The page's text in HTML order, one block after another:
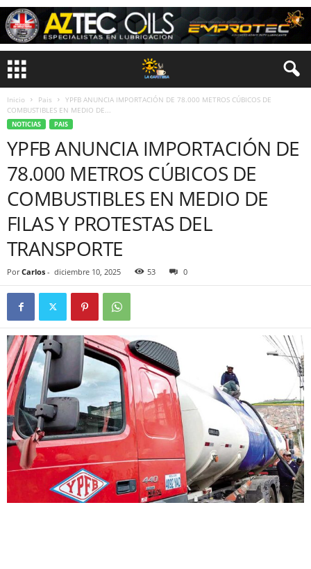
Inicio Pais
YPFB ANUNCIA IMPORTACIÓN DE 78.000 METROS CÚBICOS DE
COMBUSTIBLES EN MEDIO DE...
NOTICIAS PAIS
YPFB ANUNCIA IMPORTACIÓN DE
78.000 METROS CÚBICOS DE
COMBUSTIBLES EN MEDIO DE
FILAS Y PROTESTAS DEL
TRANSPORTE
Por Carlos - diciembre 10, 2025 53 0